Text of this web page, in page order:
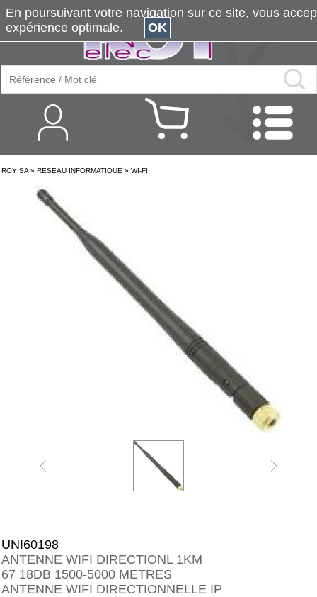
ROY SA » RESEAU INFORMATIQUE » WI-FI
UNI60198
ANTENNE WIFI DIRECTIONL 1KM
67 18DB 1500-5000 METRES
ANTENNE WIFI DIRECTIONNELLE IP
En poursuivant votre navigation sur ce site, vous
expérience optimale.
OK